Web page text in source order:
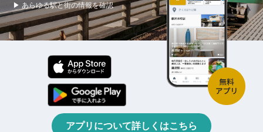
▶ あらゆる駅と街の情報を確認
アプリについて詳しくはこちら